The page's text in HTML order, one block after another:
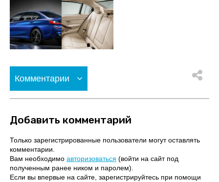
Комментарии
Добавить комментарий
Только зарегистрированные пользователи могут оставлять
комментарии.
Вам необходимо авторизоваться (войти на сайт под
полученным ранее ником и паролем).
Если вы впервые на сайте, зарегистрируйтесь при помощи